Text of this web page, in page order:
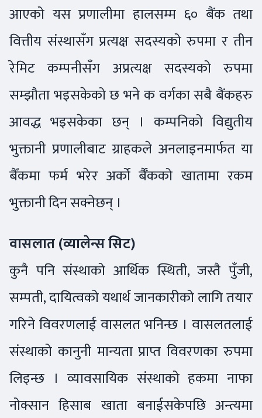
आएको यस प्रणालीमा हालसम्म ६० बैंक तथा
वित्तीय संस्थासँग प्रत्यक्ष सदस्यको रुपमा र तीन
रेमिट कम्पनीसँग अप्रत्यक्ष सदस्यको रुपमा
सम्झौता भइसकेको छ भने क वर्गका सबै बैंकहरु
आवद्ध भइसकेका छन् । कम्पनिको विद्युतीय
भुक्तानी प्रणालीबाट ग्राहकले अनलाइनमार्फत या
बैँकमा फर्म भरेर अर्को र्बैँकको खातामा रकम
भुक्तानी दिन सक्नेछन् ।
वासलात (व्यालेन्स सिट)
कुनै पनि संस्थाको आर्थिक स्थिती, जस्तै पुँजी,
सम्पती, दायित्वको यथार्थ जानकारीको लागि तयार
गरिने विवरणलाई वासलत भनिन्छ । वासलतलाई
संस्थाको कानुनी मान्यता प्राप्त विवरणका रुपमा
लिइन्छ । व्यावसायिक संस्थाको हकमा नाफा
नोक्सान हिसाब खाता बनाईसकेपछि अन्त्यमा